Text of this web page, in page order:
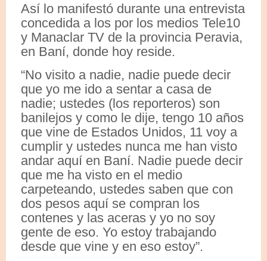
Así lo manifestó durante una entrevista
concedida a los por los medios Tele10
y Manaclar TV de la provincia Peravia,
en Baní, donde hoy reside.
“No visito a nadie, nadie puede decir
que yo me ido a sentar a casa de
nadie; ustedes (los reporteros) son
banilejos y como le dije, tengo 10 años
que vine de Estados Unidos, 11 voy a
cumplir y ustedes nunca me han visto
andar aquí en Baní. Nadie puede decir
que me ha visto en el medio
carpeteando, ustedes saben que con
dos pesos aquí se compran los
contenes y las aceras y yo no soy
gente de eso. Yo estoy trabajando
desde que vine y en eso estoy”.